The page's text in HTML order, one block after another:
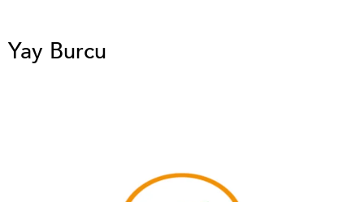
Yay Burcu